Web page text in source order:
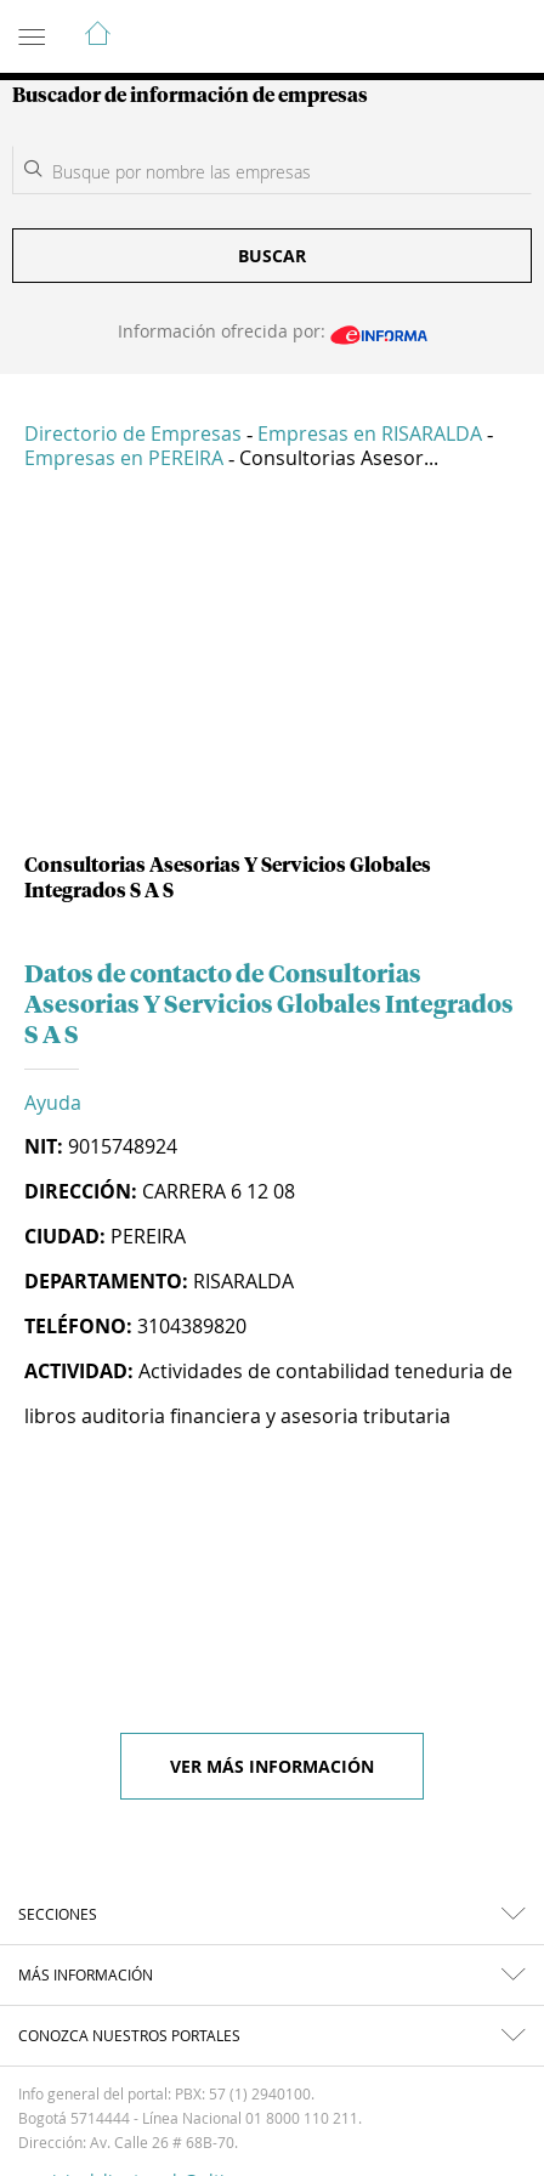
Guía de Empresas Colombianas
Buscador de información de empresas
BUSCAR
Información ofrecida por:
Directorio de Empresas - Empresas en RISARALDA -
Empresas en PEREIRA - Consultorias Asesor...
Consultorias Asesorias Y Servicios Globales
Integrados S A S
Datos de contacto de Consultorias
Asesorias Y Servicios Globales Integrados
S A S
Ayuda
NIT: 9015748924
DIRECCIÓN: CARRERA 6 12 08
CIUDAD: PEREIRA
DEPARTAMENTO: RISARALDA
TELÉFONO: 3104389820
ACTIVIDAD: Actividades de contabilidad teneduria de
libros auditoria financiera y asesoria tributaria
VER MÁS INFORMACIÓN
SECCIONES
MÁS INFORMACIÓN
CONOZCA NUESTROS PORTALES
Info general del portal: PBX: 57 (1) 2940100.
Bogotá 5714444 - Línea Nacional 01 8000 110 211.
Dirección: Av. Calle 26 # 68B-70.